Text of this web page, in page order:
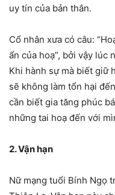
uy tín của bản thân.
Cổ nhân xưa có câu:
ẩn của hoạ”, bởi vậy lúc
Khi hành sự mà biết giữ
sẽ không làm tổn hại
cần biết gia tăng phúc
những tai hoạ đến với
2. Vận hạn
Nữ mạng tuổi Bính Ngọ